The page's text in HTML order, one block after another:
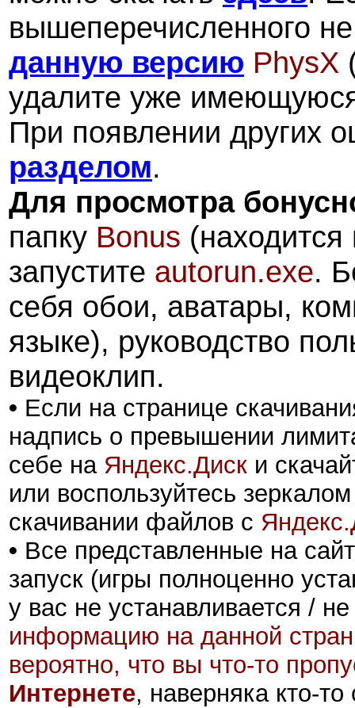
вышеперечисленного
данную версию PhysX
удалите уже
При появлении других
разделом.
Для просмотра
папку Bonus
запустите autorun.exe.
себя обои, аватары,
языке), руководство
видеоклип.
• Если на странице
надпись о превышении
себе на Яндекс.Диск и
или воспользуйтесь
скачивании файлов с
• Все представленные на
запуск (игры полноценно
у вас не устанавливается /
информацию на данной
вероятно, что вы что-то
Интернете, наверняка кто-